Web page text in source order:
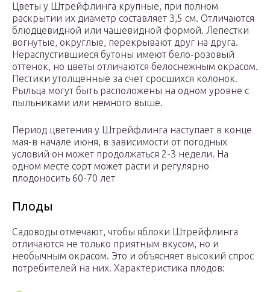
Цветы у Штрейфлинга крупные, при полном
раскрытии их диаметр составляет 3,5 см. Отличаются
блюдцевидной или чашевидной формой. Лепестки
вогнутые, округлые, перекрывают друг на друга.
Нераспустившиеся бутоны имеют бело-розовый
оттенок, но цветы отличаются белоснежным окрасом.
Пестики утолщенные за счет сросшихся колонок.
Рыльца могут быть расположены на одном уровне с
пыльниками или немного выше.
Период цветения у Штрейфлинга наступает в конце
мая-в начале июня, в зависимости от погодных
условий он может продолжаться 2-3 недели. На
одном месте сорт может расти и регулярно
плодоносить 60-70 лет
Плоды
Садоводы отмечают, чтобы яблоки Штрейфлинга
отличаются не только приятным вкусом, но и
необычным окрасом. Это и объясняет высокий спрос
потребителей на них. Характеристика плодов: